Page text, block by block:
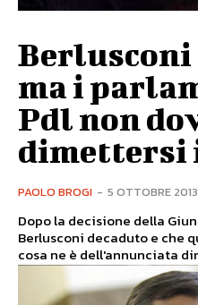
Berlusconi
ma i
Pdl non
dimettersi
PAOLO BROGI - 5 OTTOBRE 2013
Dopo la decisione della
Berlusconi decaduto e che
cosa ne è dell'annunciata